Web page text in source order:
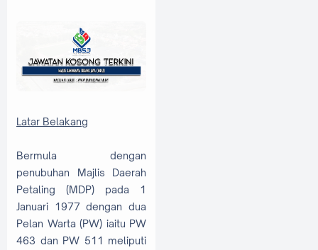
Latar Belakang
Bermula dengan
penubuhan Majlis Daerah
Petaling (MDP) pada 1
Januari 1977 dengan dua
Pelan Warta (PW) iaitu PW
463 dan PW 511 meliputi